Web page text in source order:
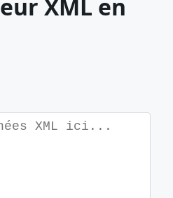
XML en